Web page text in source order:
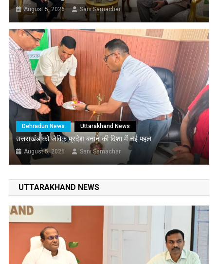
August 5, 2026 Sarv Samachar
Dehradun News Uttarakhand News
उत्तराखंड को जैविक प्रदेश बनाने की दिशा में नई पहल
August 5, 2026 Sarv Samachar
UTTARAKHAND NEWS